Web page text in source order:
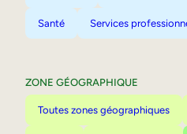
Santé Services
ZONE GÉOGRAPHIQUE
Toutes zones géographiques